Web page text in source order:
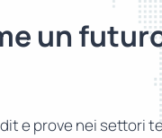
un
e prove nei settori